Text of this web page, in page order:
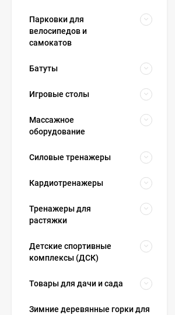
Парковки для
велосипедов и
самокатов
Батуты
Игровые столы
Массажное
оборудование
Силовые тренажеры
Кардиотренажеры
Тренажеры для
растяжки
Детские спортивные
комплексы (ДСК)
Товары для дачи и сада
Зимние деревянные горки для